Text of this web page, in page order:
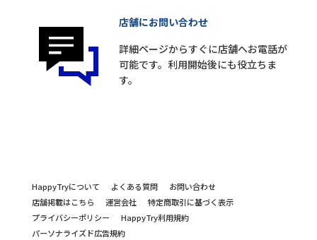
店舗にお問い合わせ
詳細ページからすぐに店舗へお電話が
可能です。利用開始後にも役立ちま
す。
HappyTryについて よくある質問
お問い合わせ
店舗掲載はこちら
運営会社
特定商取引に基づく表示
プライバシーポリシー
HappyTry利用規約
パーソナライズド広告規約